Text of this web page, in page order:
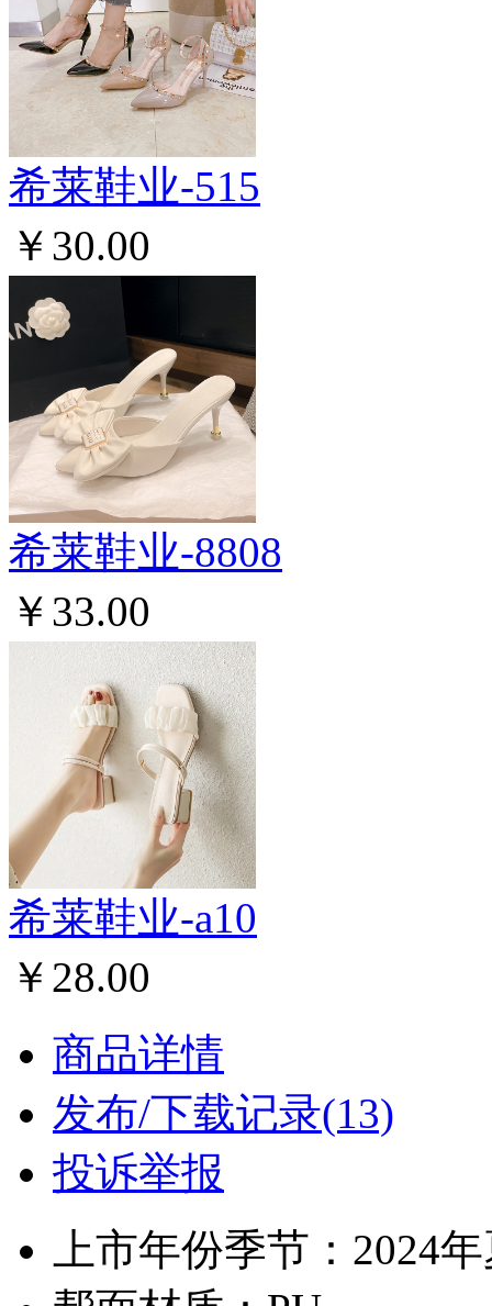
希莱鞋业-515
￥30.00
希莱鞋业-8808
￥33.00
希莱鞋业-a10
￥28.00
商品详情
发布/下载记录(13)
投诉举报
上市年份季节：2024